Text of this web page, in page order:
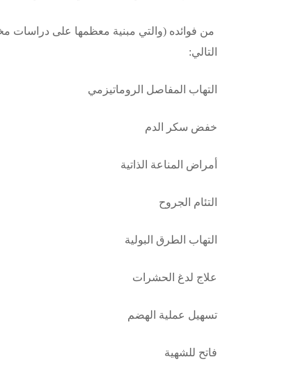
من فوائده (والتي مبنية معظمها على دراسات
التالي:
التهاب المفاصل الروماتيزمي
خفض سكر الدم
أمراض المناعة الذاتية
التئام الجروح
التهاب الطرق البولية
علاج لدغ الحشرات
تسهيل عملية الهضم
فاتح للشهية